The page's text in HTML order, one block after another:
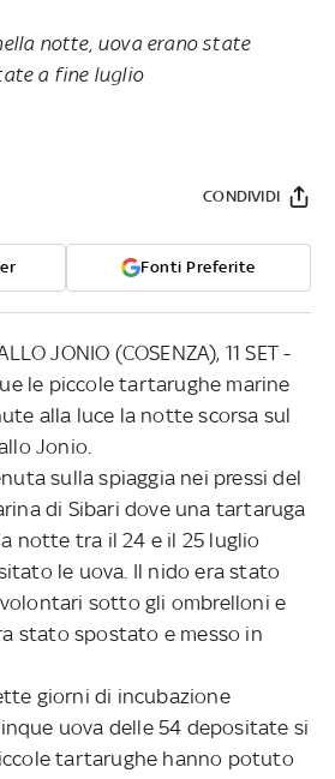
notte, uova erano state
a fine luglio
Fonti Preferite
CONDIVIDI
JONIO (COSENZA), 11 SET -
le piccole tartarughe marine
alla luce la notte scorsa sul
Jonio.
sulla spiaggia nei pressi del
di Sibari dove una tartaruga
notte tra il 24 e il 25 luglio
le uova. Il nido era stato
sotto gli ombrelloni e
stato spostato e messo in
giorni di incubazione
uova delle 54 depositate si
tartarughe hanno potuto